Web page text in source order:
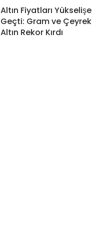
Altın Fiyatları Yükselişe
Geçti: Gram ve Çeyrek
Altın Rekor Kırdı